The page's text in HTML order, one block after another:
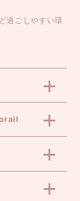
過ごしやすい環